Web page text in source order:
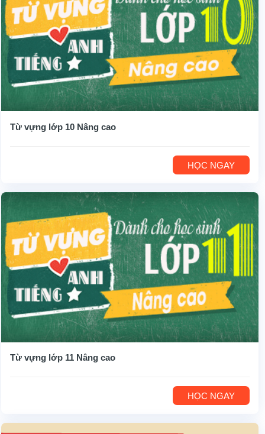
Từ vựng lớp 10 Nâng cao
HỌC NGAY
Từ vựng lớp 11 Nâng cao
HỌC NGAY